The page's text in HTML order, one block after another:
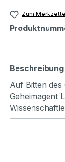
Zum
Beschreibung
Auf Bitten des
Geheimagent